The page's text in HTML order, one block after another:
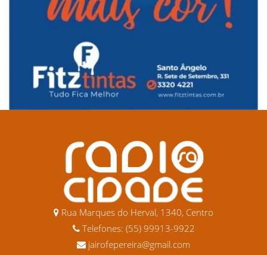
Rua Marques do Herval, 1340, Centro
Telefones: (55) 99913-9922
jairofepereira@gmail.com